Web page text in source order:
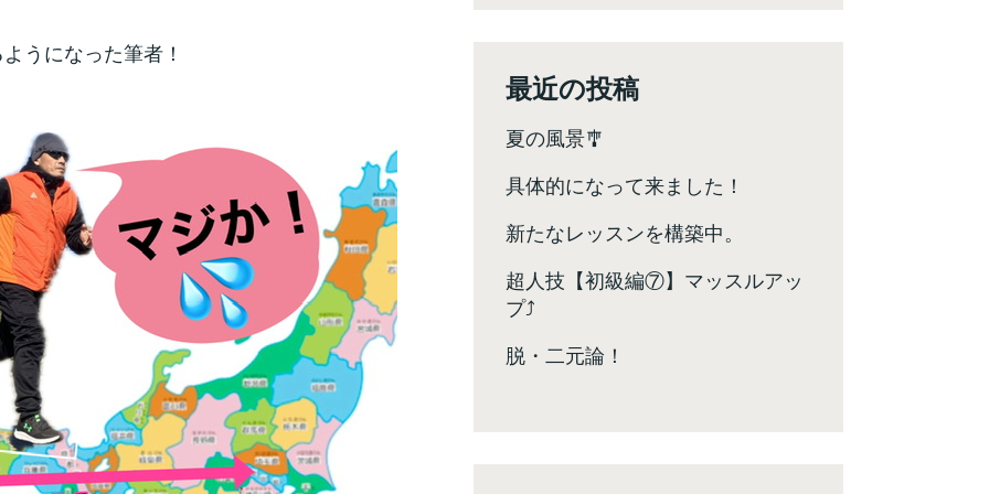
うになった筆者！
最近の投稿
夏の風景🎐
具体的になって来ました！
新たなレッスンを構築中。
超人技【初級編⑦】マッスルアッ
プ⤴️
脱・二元論！